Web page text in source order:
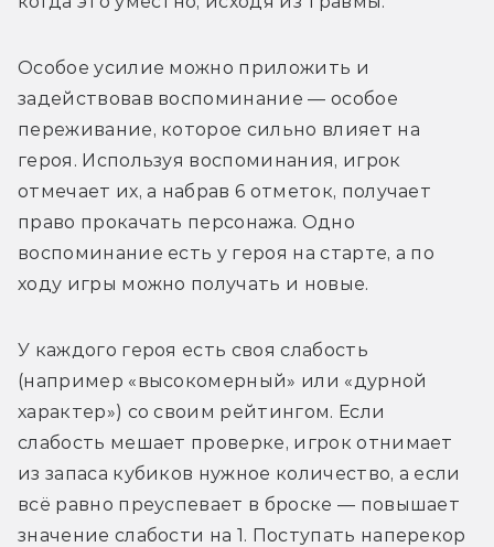
Особое усилие можно приложить и
задействовав воспоминание — особое
переживание, которое сильно влияет на
героя. Используя воспоминания, игрок
отмечает их, а набрав 6 отметок, получает
право прокачать персонажа. Одно
воспоминание есть у героя на старте, а по
ходу игры можно получать и новые.
У каждого героя есть своя слабость
(например «высокомерный» или «дурной
характер») со своим рейтингом. Если
слабость мешает проверке, игрок отнимает
из запаса кубиков нужное количество, а если
всё равно преуспевает в броске — повышает
значение слабости на 1. Поступать наперекор